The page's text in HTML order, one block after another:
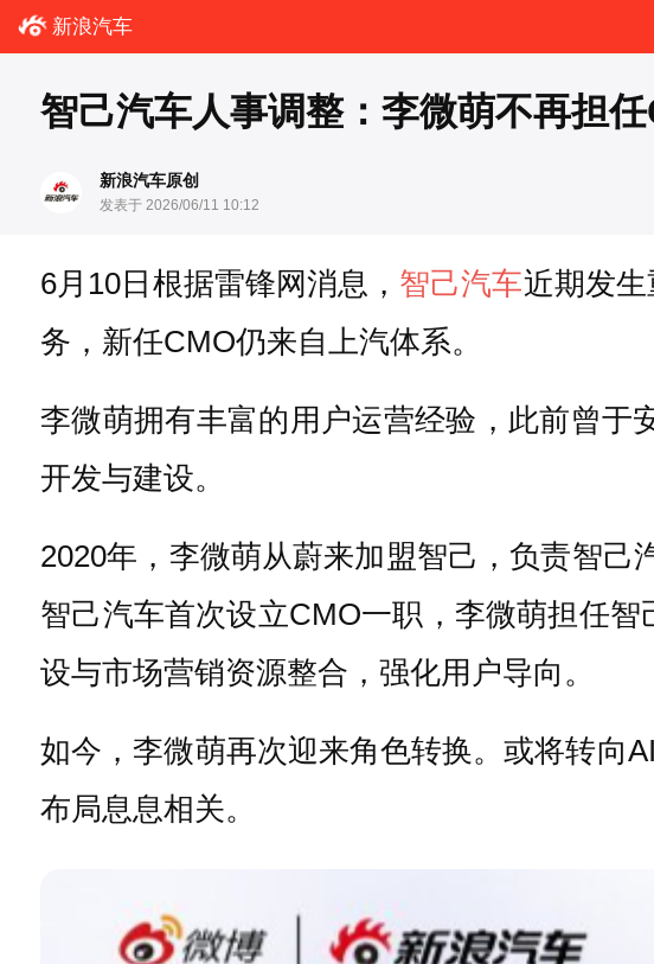
新浪汽车
智己汽车人事调整：李微萌不再担
新浪汽车原创
发表于 2026/06/11 10:12
6月10日根据雷锋网消息， 智己汽车近期发
务，新任CMO仍来自上汽体系。
李微萌拥有丰富的用户运营经验，此前曾于
开发与建设。
2020年，李微萌从蔚来加盟智己，负责智己
智己汽车首次设立CMO一职，李微萌担任
设与市场营销资源整合，强化用户导向。
如今，李微萌再次迎来角色转换。或将转向
布局息息相关。